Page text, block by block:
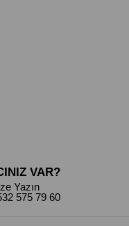
VAR?
Yazın
575 79 60